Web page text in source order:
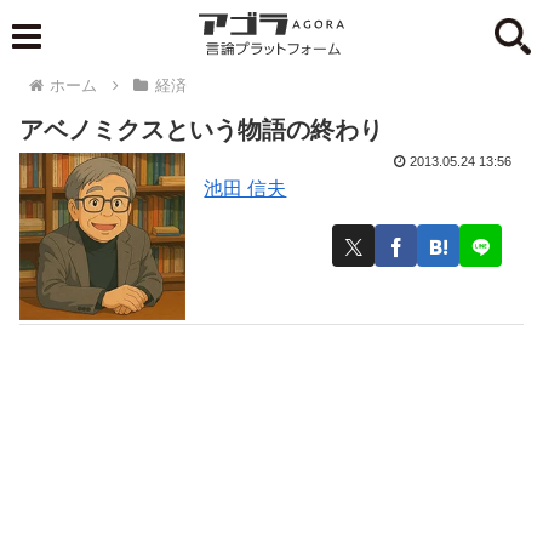
ホーム 経済
アベノミクスという物語の終わり
池田 信夫
2013.05.24 13:56